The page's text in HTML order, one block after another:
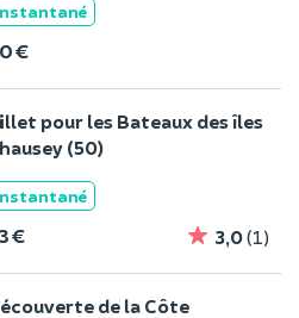
€
pour les Bateaux des îles
(50)
€ 3,0(1)
de la Côte